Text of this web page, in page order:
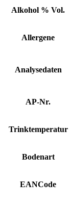
Alkohol % Vol.
Allergene
Analysedaten
AP-Nr.
Trinktemperatur
Bodenart
EANCode